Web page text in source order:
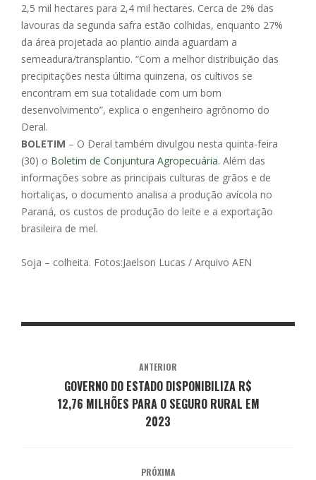
2,5 mil hectares para 2,4 mil hectares. Cerca de 2% das
lavouras da segunda safra estão colhidas, enquanto 27%
da área projetada ao plantio ainda aguardam a
semeadura/transplantio. “Com a melhor distribuição das
precipitações nesta última quinzena, os cultivos se
encontram em sua totalidade com um bom
desenvolvimento”, explica o engenheiro agrônomo do
Deral.
BOLETIM – O Deral também divulgou nesta quinta-feira
(30) o Boletim de Conjuntura Agropecuária. Além das
informações sobre as principais culturas de grãos e de
hortaliças, o documento analisa a produção avícola no
Paraná, os custos de produção do leite e a exportação
brasileira de mel.
Soja – colheita. Fotos:Jaelson Lucas / Arquivo AEN
ANTERIOR
GOVERNO DO ESTADO DISPONIBILIZA R$
12,76 MILHÕES PARA O SEGURO RURAL EM
2023
PRÓXIMA